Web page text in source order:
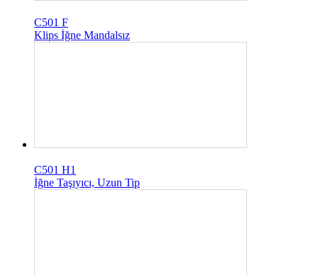
C501 F
Klips İğne Mandalsız
C501 H1
İğne Taşıyıcı, Uzun Tip